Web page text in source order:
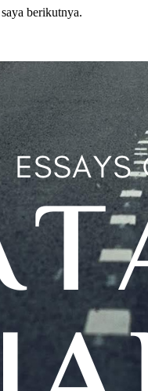
berikutnya.